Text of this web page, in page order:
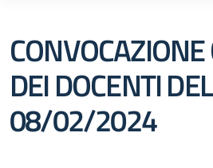
CONVOCAZIONE
DEI DOCENTI DEL
08/02/2024